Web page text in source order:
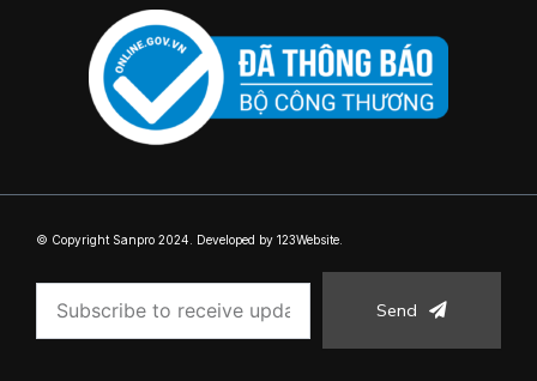
© Copyright Sanpro 2024. Developed by 123Website.
Send